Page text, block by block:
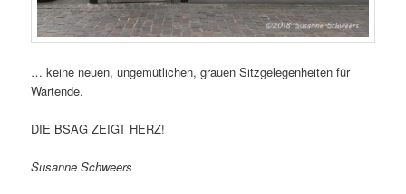
… keine neuen, ungemütlichen, grauen Sitzgelegenheiten für
Wartende.
DIE BSAG ZEIGT HERZ!
Susanne Schweers